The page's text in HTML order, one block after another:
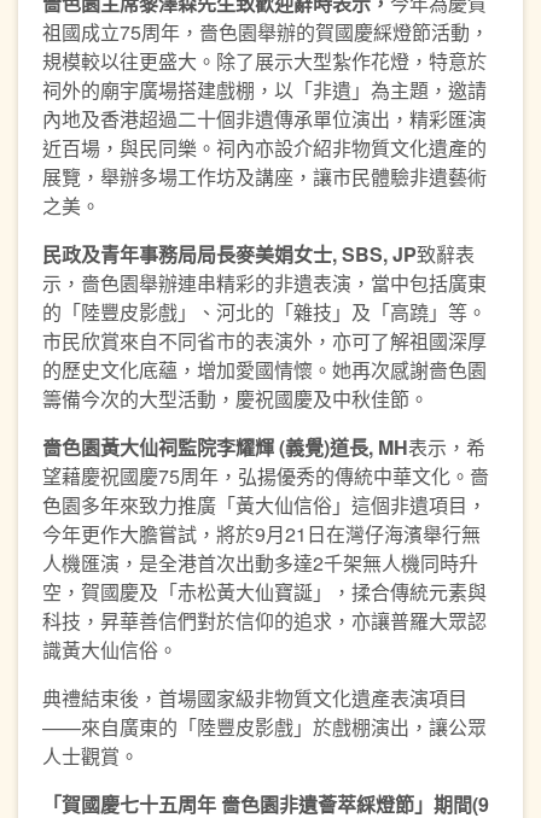
祖國成立75周年，嗇色園舉辦的賀國慶綵燈節活動，
規模較以往更盛大。除了展示大型紮作花燈，特意於
祠外的廟宇廣場搭建戲棚，以「非遺」為主題，邀請
內地及香港超過二十個非遺傳承單位演出，精彩匯演
近百場，與民同樂。祠內亦設介紹非物質文化遺產的
展覽，舉辦多場工作坊及講座，讓市民體驗非遺藝術
之美。
民政及青年事務局局長麥美娟女士, SBS, JP致辭表
示，嗇色園舉辦連串精彩的非遺表演，當中包括廣東
的「陸豐皮影戲」、河北的「雜技」及「高蹺」等。
市民欣賞來自不同省市的表演外，亦可了解祖國深厚
的歷史文化底蘊，增加愛國情懷。她再次感謝嗇色園
籌備今次的大型活動，慶祝國慶及中秋佳節。
嗇色園黃大仙祠監院李耀輝(義覺)道長, MH表示，希
望藉慶祝國慶75周年，弘揚優秀的傳統中華文化。嗇
色園多年來致力推廣「黃大仙信俗」這個非遺項目，
今年更作大膽嘗試，將於9月21日在灣仔海濱舉行無
人機匯演，是全港首次出動多達2千架無人機同時升
空，賀國慶及「赤松黃大仙寶誕」，揉合傳統元素與
科技，昇華善信們對於信仰的追求，亦讓普羅大眾認
識黃大仙信俗。
典禮結束後，首場國家級非物質文化遺產表演項目
——來自廣東的「陸豐皮影戲」於戲棚演出，讓公眾
人士觀賞。
「賀國慶七十五周年 嗇色園非遺薈萃綵燈節」期間(9